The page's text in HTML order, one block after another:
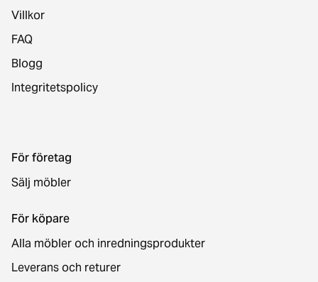
Villkor
FAQ
Blogg
Integritetspolicy
För företag
Sälj möbler
För köpare
Alla möbler och inredningsprodukter
Leverans och returer